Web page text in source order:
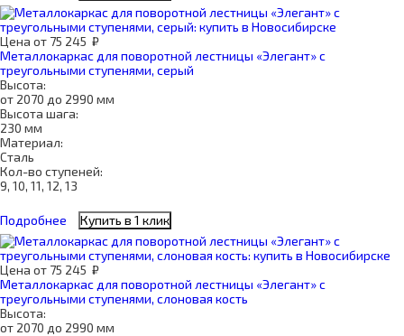
Цена от 75 245 ₽
Металлокаркас для поворотной лестницы «Элегант» с
треугольными ступенями, серый
Высота:
от 2070 до 2990 мм
Высота шага:
230 мм
Материал:
Сталь
Кол-во ступеней:
9, 10, 11, 12, 13
Подробнее Купить в 1 клик
Цена от 75 245 ₽
Металлокаркас для поворотной лестницы «Элегант» с
треугольными ступенями, слоновая кость
Высота:
от 2070 до 2990 мм